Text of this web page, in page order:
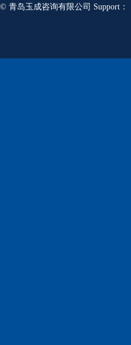
© 青岛玉成咨询有限公司 Support：